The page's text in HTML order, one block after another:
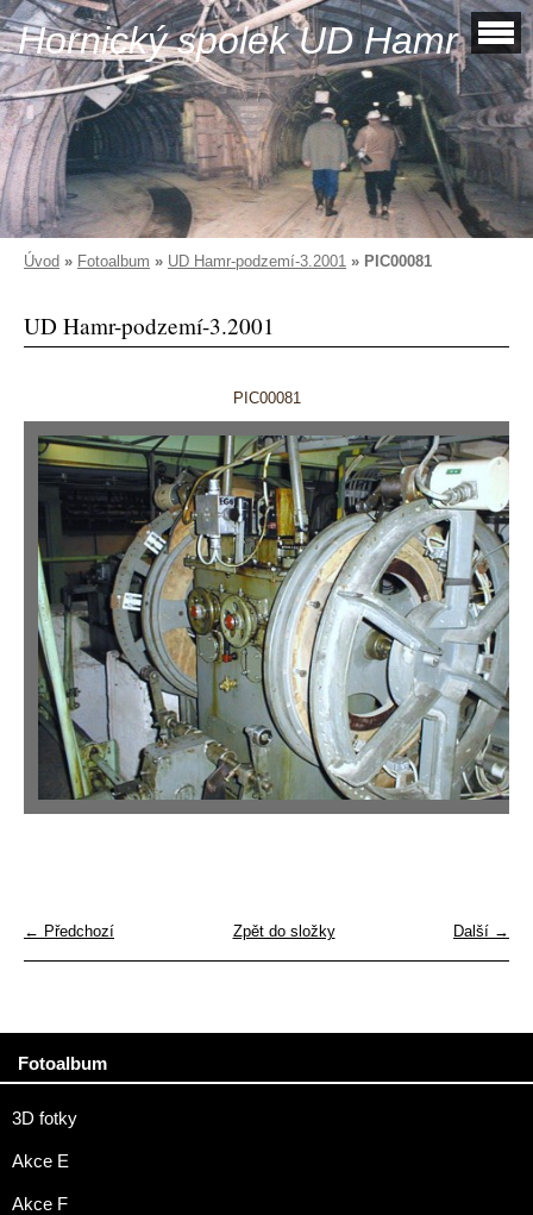
Hornický spolek UD Hamr
Úvod » Fotoalbum » UD Hamr-podzemí-3.2001 » PIC00081
UD Hamr-podzemí-3.2001
PIC00081
← Předchozí Další →
Zpět do složky
Fotoalbum
3D fotky
Akce E
Akce F